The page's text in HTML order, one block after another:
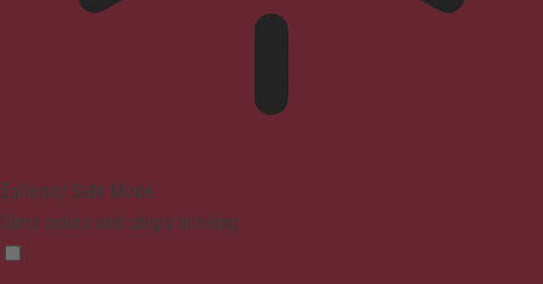
Epilepsy Safe Mode
Dims colors and stops blinking